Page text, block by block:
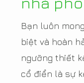
Bạn luôn
biệt và hoàn
ngưỡng thiết
cổ điển là sự